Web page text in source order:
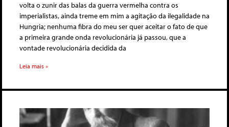
volta o zunir das balas da guerra vermelha contra os
imperialistas, ainda treme em mim a agitação da ilegalidade na
Hungria; nenhuma fibra do meu ser quer aceitar o fato de que
a primeira grande onda revolucionária já passou, que a
vontade revolucionária decidida da
Leia mais »